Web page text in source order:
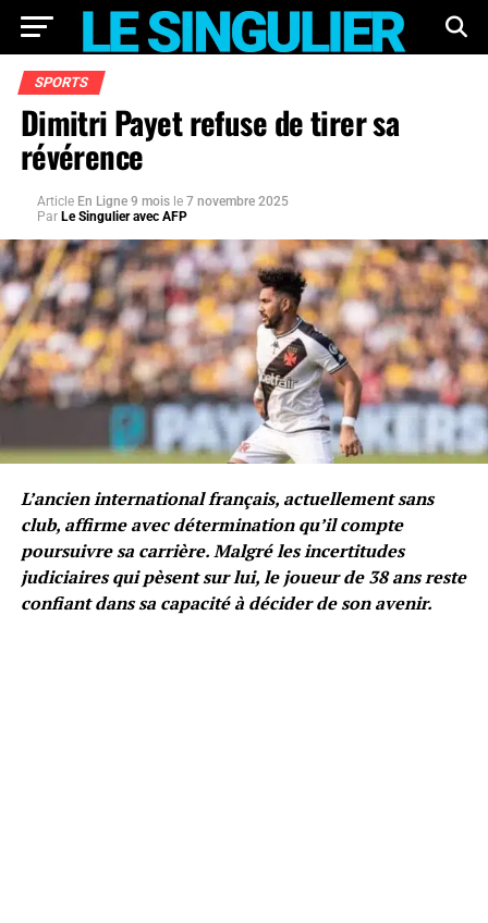
SPORTS
Dimitri Payet refuse de tirer sa
révérence
Article En Ligne 9 mois le 7 novembre 2025
Par Le Singulier avec AFP
L’ancien international français, actuellement sans
club, affirme avec détermination qu’il compte
poursuivre sa carrière. Malgré les incertitudes
judiciaires qui pèsent sur lui, le joueur de 38 ans reste
confiant dans sa capacité à décider de son avenir.